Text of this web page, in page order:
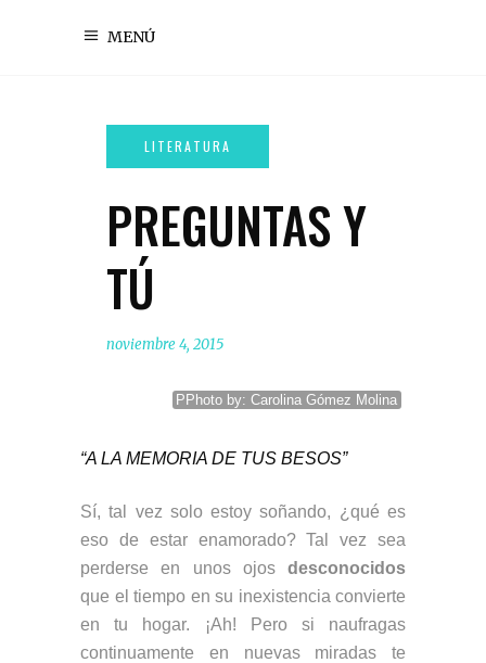
MENÚ
PREGUNTAS Y
TÚ
noviembre 4, 2015
PPhoto by: Carolina Gómez Molina
“A LA MEMORIA DE TUS BESOS”
Sí, tal vez solo estoy soñando, ¿qué es
eso de estar enamorado? Tal vez sea
perderse en unos ojos desconocidos
que el tiempo en su inexistencia convierte
en tu hogar. ¡Ah! Pero si naufragas
continuamente en nuevas miradas te